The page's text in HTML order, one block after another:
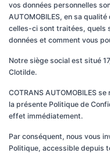
vos données personnelles
AUTOMOBILES, en sa
celles-ci sont traitées, quels
données et comment vous
Notre siège social est situé
Clotilde.
COTRANS AUTOMOBILES
la présente Politique de
effet immédiatement.
Par conséquent, nous vous
Politique, accessible depuis